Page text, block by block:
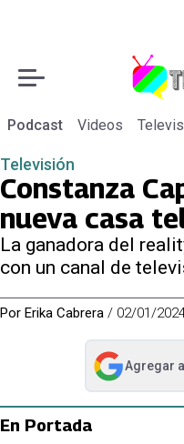
Podcast Videos
Televisión
Constanza
nueva casa
La ganadora del
con un canal de
Por Erika Cabrera / 02/01/
Agregar a
abre en nueva
En Portada